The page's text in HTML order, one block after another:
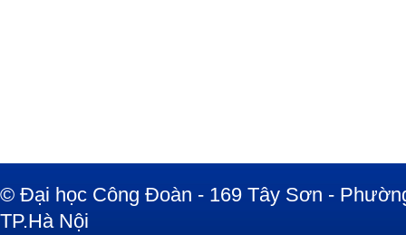
© Đại học Công Đoàn - 169 Tây Sơn -
TP.Hà Nội